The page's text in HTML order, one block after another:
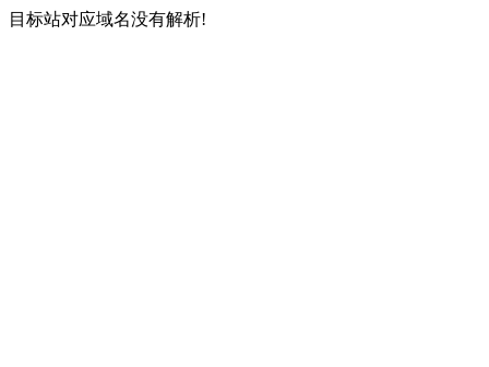
目标站对应域名没有解析!